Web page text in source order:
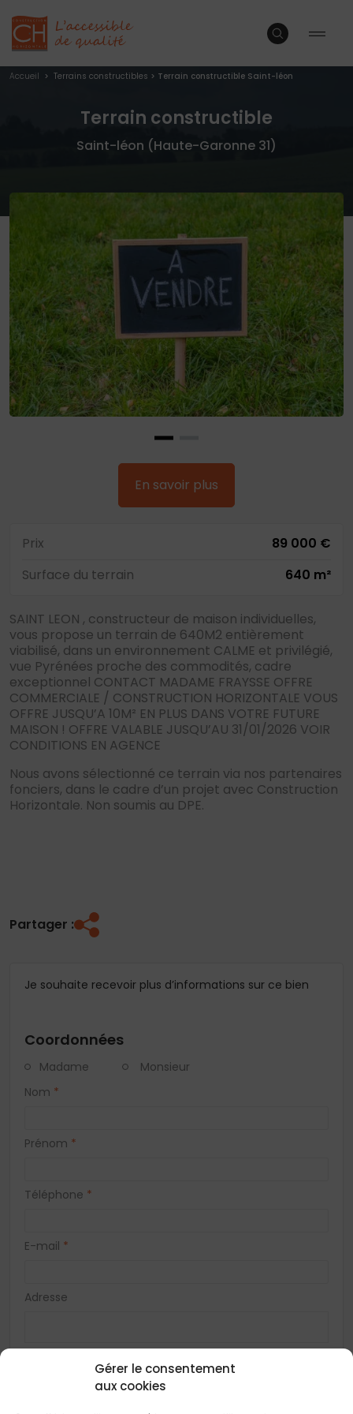
Gérer le consentement
aux cookies
Accueil > Terrains constructibles > Terrain constructible Saint-léon
Terrain constructible
Saint-léon (Haute-Garonne 31)
En savoir plus
Prix
89 000 €
Surface du terrain
640 m²
SAINT LEON , constructeur de maison individuelles,
vous propose un terrain de 640M2 entièrement
viabilisé, dans un environnement CALME et privilégié,
vue Pyrénées proche des commodités, cadre
exceptionnel CONTACT MADAME FRAYSSE OFFRE
COMMERCIALE / CONSTRUCTION HORIZONTALE VOUS
OFFRE JUSQU’A 10M² EN PLUS DANS VOTRE FUTURE
MAISON ! OFFRE VALABLE JUSQU’AU 31/01/2026 VOIR
CONDITIONS EN AGENCE
Nous avons sélectionné ce terrain via nos partenaires
fonciers, dans le cadre d’un projet avec Construction
Horizontale. Non soumis au DPE.
Partager :
Je souhaite recevoir plus d’informations sur ce bien
Coordonnées
Madame
Monsieur
Nom *
Prénom *
Téléphone *
E-mail *
Adresse
*